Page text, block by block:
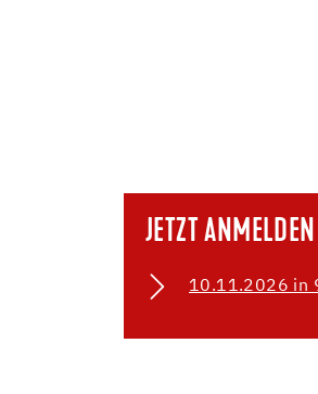
JETZT ANMELDEN
10.11.2026 in